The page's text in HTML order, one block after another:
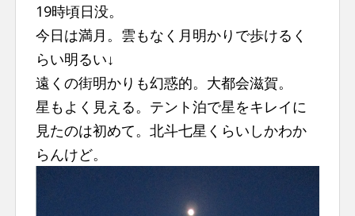
19時頃日没。
今日は満月。雲もなく月明かりで歩けるく
らい明るい↓
遠くの街明かりも幻惑的。大都会滋賀。
星もよく見える。テント泊で星をキレイに
見たのは初めて。北斗七星くらいしかわか
らんけど。